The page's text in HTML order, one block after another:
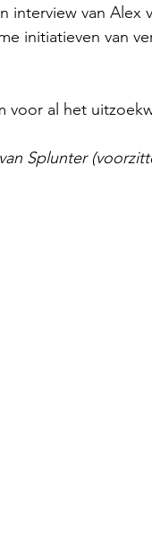
interview van Alex
initiatieven van
voor al het
Splunter